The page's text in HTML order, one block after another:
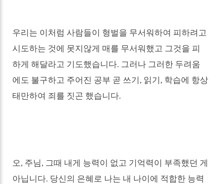
우리는 이처럼 사람들이 형벌을 무서워하여 피하려고
시도하는 것에 못지않게 매를 무서워했고 그것을 피
하게 해달라고 기도했습니다. 그러나 그러한 두려움
에도 불구하고 주어진 공부 곧 쓰기 , 읽기 , 학습에 항상
태만하여 죄를 짓곤 했습니다.
오, 주님, 그때 내게 능력이 없고 기억력이 부족했던 게
아닙니다. 당신의 은혜로 나는 내 나이에 적합한 능력